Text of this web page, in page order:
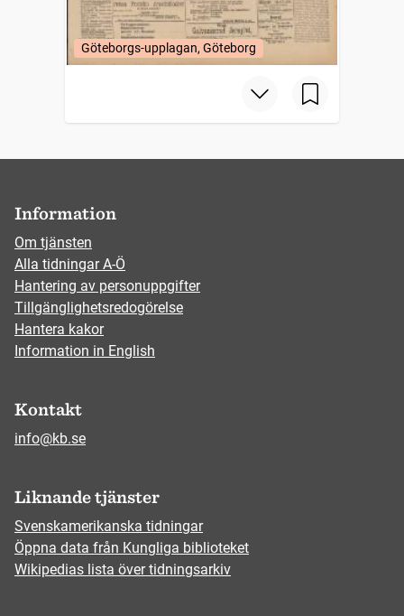
Göteborgs-upplagan, Göteborg
Information
Om tjänsten
Alla tidningar A-Ö
Hantering av personuppgifter
Tillgänglighetsredogörelse
Hantera kakor
Information in English
Kontakt
info@kb.se
Liknande tjänster
Svenskamerikanska tidningar
Öppna data från Kungliga biblioteket
Wikipedias lista över tidningsarkiv